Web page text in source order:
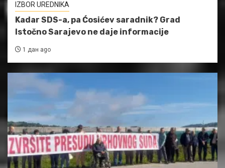
IZBOR UREDNIKA
Kadar SDS-a, pa Ćosićev saradnik? Grad
Istočno Sarajevo ne daje informacije
1 дан ago